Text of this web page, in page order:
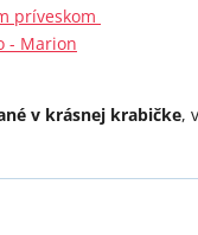
príveskom
- Marion
v krásnej krabičke,